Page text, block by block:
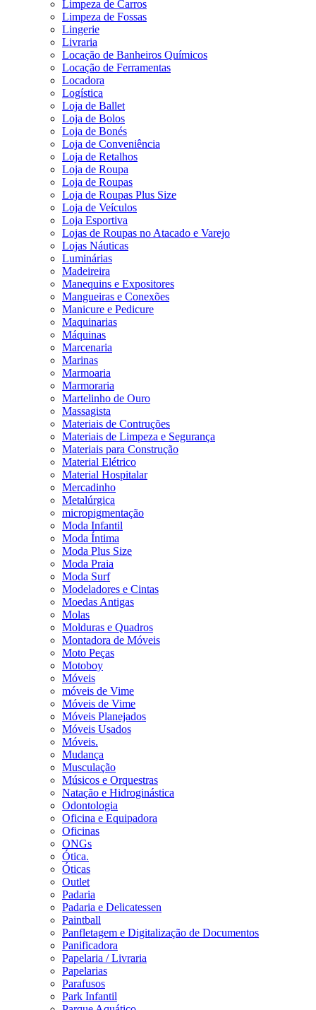
Limpeza de Carros
Limpeza de Fossas
Lingerie
Livraria
Locação de Banheiros Químicos
Locação de Ferramentas
Locadora
Logística
Loja de Ballet
Loja de Bolos
Loja de Bonés
Loja de Conveniência
Loja de Retalhos
Loja de Roupa
Loja de Roupas
Loja de Roupas Plus Size
Loja de Veículos
Loja Esportiva
Lojas de Roupas no Atacado e Varejo
Lojas Náuticas
Luminárias
Madeireira
Manequins e Expositores
Mangueiras e Conexões
Manicure e Pedicure
Maquinarias
Máquinas
Marcenaria
Marinas
Marmoaria
Marmoraria
Martelinho de Ouro
Massagista
Materiais de Contruções
Materiais de Limpeza e Segurança
Materiais para Construção
Material Elétrico
Material Hospitalar
Mercadinho
Metalúrgica
micropigmentação
Moda Infantil
Moda Íntima
Moda Plus Size
Moda Praia
Moda Surf
Modeladores e Cintas
Moedas Antigas
Molas
Molduras e Quadros
Montadora de Móveis
Moto Peças
Motoboy
Móveis
móveis de Vime
Móveis de Vime
Móveis Planejados
Móveis Usados
Móveis.
Mudança
Musculação
Músicos e Orquestras
Natação e Hidroginástica
Odontologia
Oficina e Equipadora
Oficinas
ONGs
Ótica.
Óticas
Outlet
Padaria
Padaria e Delicatessen
Paintball
Panfletagem e Digitalização de Documentos
Panificadora
Papelaria / Livraria
Papelarias
Parafusos
Park Infantil